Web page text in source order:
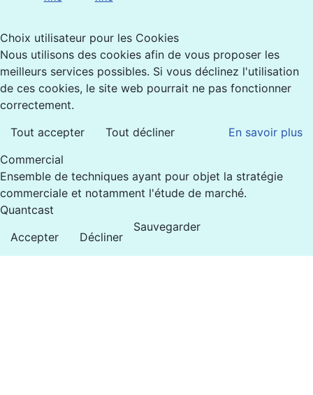
Choix utilisateur pour les Cookies
Nous utilisons des cookies afin de vous proposer les
meilleurs services possibles. Si vous déclinez l'utilisation
de ces cookies, le site web pourrait ne pas fonctionner
correctement.
Tout accepter
Tout décliner
En savoir plus
Commercial
Ensemble de techniques ayant pour objet la stratégie
commerciale et notamment l'étude de marché.
Quantcast
Accepter
Décliner
Sauvegarder